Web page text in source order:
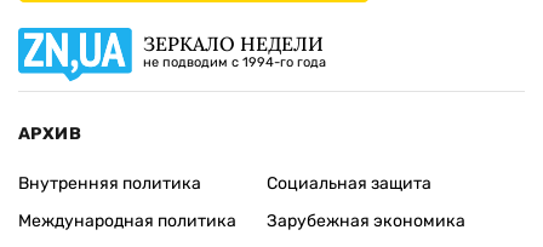
ЗЕРКАЛО НЕДЕЛИ
не подводим с 1994-го года
АРХИВ
Внутренняя политика
Международная политика
Социальная защита
Зарубежная экономика